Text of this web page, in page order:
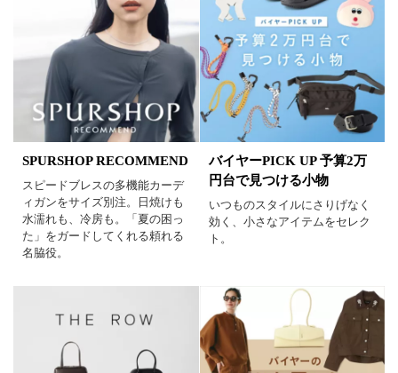
SPURSHOP RECOMMEND
スピードブレスの多機能カーデ
ィガンをサイズ別注。日焼けも
水濡れも、冷房も。「夏の困っ
た」をガードしてくれる頼れる
名脇役。
バイヤーPICK UP 予算2万
円台で見つける小物
いつものスタイルにさりげなく
効く、小さなアイテムをセレク
ト。